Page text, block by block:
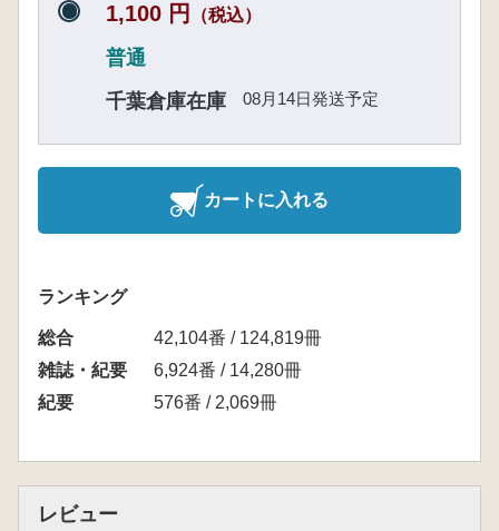
1,100 円 （税込）
普通
千葉倉庫在庫
08月14日発送予定
カートに入れる
ランキング
総合
42,104番 / 124,819冊
雑誌・紀要
6,924番 / 14,280冊
紀要
576番 / 2,069冊
レビュー